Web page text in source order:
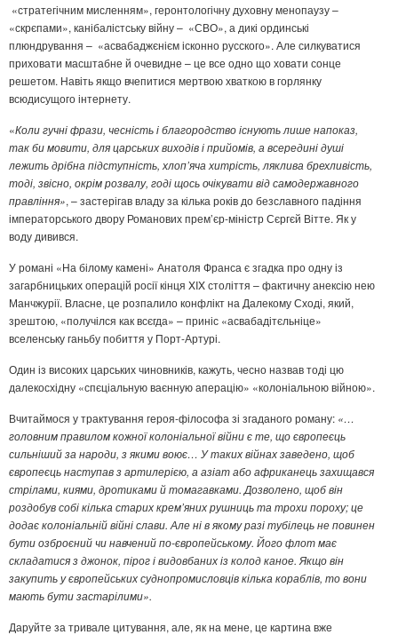
«стратегічним мисленням», геронтологічну духовну менопаузу –
«скрєпами», канібалістську війну – «СВО», а дикі ординські
плюндрування – «асвабаджєнієм ісконно русского». Але силкуватися
приховати масштабне й очевидне – це все одно що ховати сонце
решетом. Навіть якщо вчепитися мертвою хваткою в горлянку
всюдисущого інтернету.
«Коли гучні фрази, чесність і благородство існують лише напоказ,
так би мовити, для царських виходів і прийомів, а всередині душі
лежить дрібна підступність, хлоп’яча хитрість, ляклива брехливість,
тоді, звісно, окрім розвалу, годі щось очікувати від самодержавного
правління», – застерігав владу за кілька років до безславного падіння
імператорського двору Романових прем’єр-міністр Сєргєй Вітте. Як у
воду дивився.
У романі «На білому камені» Анатоля Франса є згадка про одну із
загарбницьких операцій росії кінця XIX століття – фактичну анексію нею
Манчжурії. Власне, це розпалило конфлікт на Далекому Сході, який,
зрештою, «получілся как всєгда» – приніс «асвабадітєльніце»
вселенську ганьбу побиття у Порт-Артурі.
Один із високих царських чиновників, кажуть, чесно назвав тоді цю
далекосхідну «спєціальную ваєнную аперацію» «колоніальною війною».
Вчитаймося у трактування героя-філософа зі згаданого роману: «…
головним правилом кожної колоніальної війни є те, що європеєць
сильніший за народи, з якими воює… У таких війнах заведено, щоб
європеєць наступав з артилерією, а азіат або африканець захищався
стрілами, киями, дротиками й томагавками. Дозволено, щоб він
роздобув собі кілька старих крем’яних рушниць та трохи пороху; це
додає колоніальній війні слави. Але ні в якому разі тубілець не повинен
бути озброєний чи навчений по-європейському. Його флот має
складатися з джонок, пірог і видовбаних із колод каное. Якщо він
закупить у європейських суднопромисловців кілька кораблів, то вони
мають бути застарілими».
Даруйте за тривале цитування, але, як на мене, це картина вже